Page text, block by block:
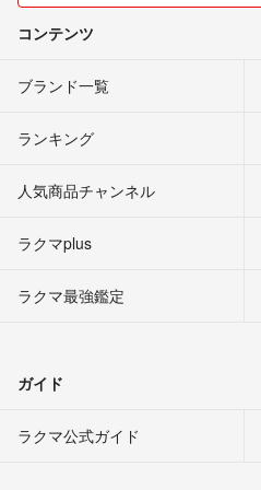
コンテンツ
ブランド一覧
ランキング
人気商品チャンネル
ラクマplus
ラクマ最強鑑定
ガイド
ラクマ公式ガイド